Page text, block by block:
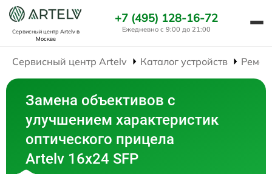
Сервисный центр Artelvв
Москве
+7 (495) 128-16-72
Ежедневно с 9:00 до 21:00
Сервисный центр Artelv Каталог устройств
Замена объективов с
улучшением характеристик
оптического прицела
Artelv 16x24 SFP